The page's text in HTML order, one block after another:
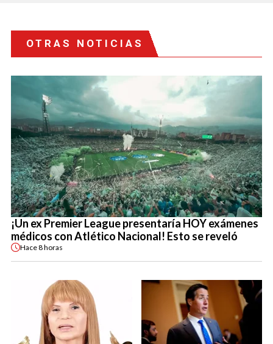
OTRAS NOTICIAS
¡Un ex Premier League presentaría HOY exámenes
médicos con Atlético Nacional! Esto se reveló
Hace8 horas